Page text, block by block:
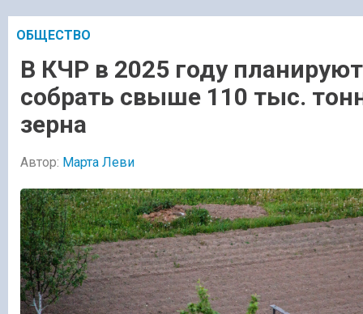
ОБЩЕСТВО
В КЧР в 2025 году планируют
собрать свыше 110 тыс.
зерна
Автор: Марта Леви